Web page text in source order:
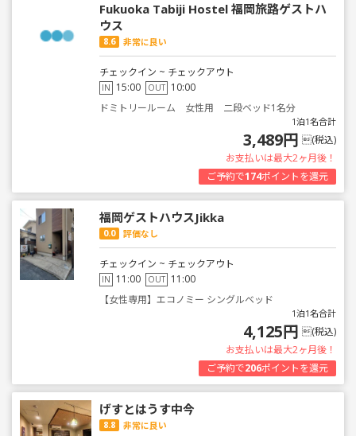
Fukuoka Tabiji Hostel 福岡旅路ゲストハ
ウス
8.6 非常に良い
チェックイン ~ チェックアウト
IN 15:00 OUT 10:00
ドミトリールーム 女性用 二段ベッド1名分
1泊1名合計
3,489円 (税込)
お支払いは最大2ヶ月後！
ご予約で174ポイントを還元
福岡ゲストハウスJikka
0.0 評価なし
チェックイン ~ チェックアウト
IN 11:00 OUT 11:00
【女性専用】エコノミー シングルベッド
1泊1名合計
4,125円 (税込)
お支払いは最大2ヶ月後！
ご予約で206ポイントを還元
げすとはうす中今
8.8 非常に良い